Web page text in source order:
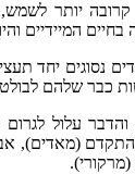
במידה רבה
שלנו
האנרגיות שלהם
יותר.
של תשישות
מבולבלים בכל